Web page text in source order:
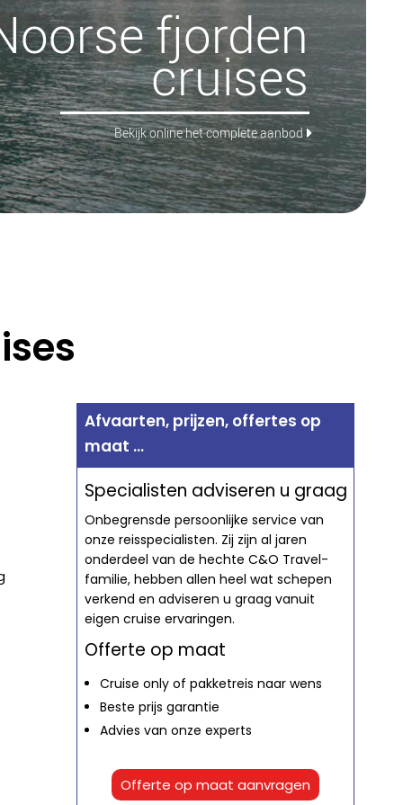
fjorden
cruises
Bekijk online het complete aanbod
Afvaarten, prijzen, offertes op
maat ...
Specialisten adviseren u graag
Onbegrensde persoonlijke service van
onze reisspecialisten. Zij zijn al jaren
onderdeel van de hechte C&O Travel-
familie, hebben allen heel wat schepen
verkend en adviseren u graag vanuit
eigen cruise ervaringen.
Offerte op maat
Cruise only of pakketreis naar wens
Beste prijs garantie
Advies van onze experts
Offerte op maat aanvragen